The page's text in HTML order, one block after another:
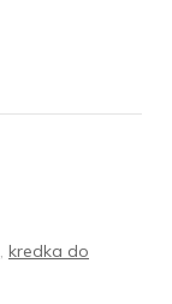
, kredka do